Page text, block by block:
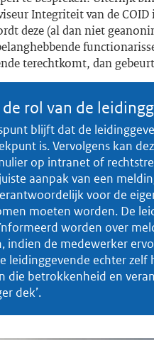
Integriteit van de
deze (al dan niet
terechtkomt, dan
rol van de
blijft dat de
is. Vervolgens kan
op intranet of
aanpak van een
voor de
moeten worden. De
worden over
indien de medewerker
leidinggevende echter
die betrokkenheid en
dek’.